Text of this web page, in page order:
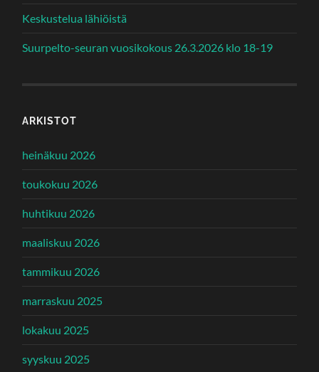
Keskustelua lähiöistä
Suurpelto-seuran vuosikokous 26.3.2026 klo 18-19
ARKISTOT
heinäkuu 2026
toukokuu 2026
huhtikuu 2026
maaliskuu 2026
tammikuu 2026
marraskuu 2025
lokakuu 2025
syyskuu 2025